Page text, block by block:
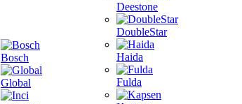
Bosch
Global
Deestone
DoubleStar
Haida
Fulda